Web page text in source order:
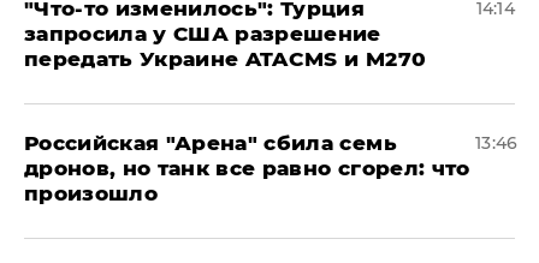
​"Что-то изменилось": Турция
запросила у США разрешение
передать Украине ATACMS и M270
14:14
​Российская "Арена" сбила семь
дронов, но танк все равно сгорел: что
произошло
13:46